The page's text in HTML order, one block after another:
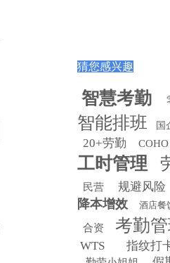
猜您感兴趣
智慧考勤
智能排班 国
20+劳勤 COHO
工时管理
民营 规避风险
降本增效 酒店餐
合资 考勤
WTS 指纹打